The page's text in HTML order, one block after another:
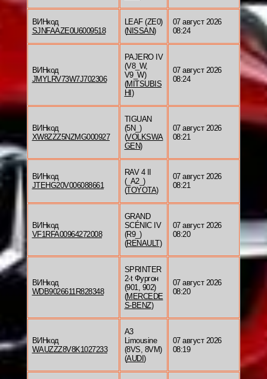
ВИНкод
SJNFAAZE0U6009518
LEAF (ZE0)
(NISSAN)
07 август 2026
08:24
ВИНкод
JMYLRV73W7J702306
PAJERO IV
(V8_W,
V9_W)
(MITSUBIS
HI)
07 август 2026
08:24
ВИНкод
XW8ZZZ5NZMG000927
TIGUAN
(5N_)
(VOLKSWA
GEN)
07 август 2026
08:21
ВИНкод
JTEHG20V006088661
RAV 4 II
(_A2_)
(TOYOTA)
07 август 2026
08:21
ВИНкод
VF1RFA00964272008
GRAND
SCÉNIC IV
(R9_)
(RENAULT)
07 август 2026
08:20
ВИНкод
WDB9026611R828348
SPRINTER
2-t Фургон
(901, 902)
(MERCEDE
S-BENZ)
07 август 2026
08:20
ВИНкод
WAUZZZ8V8K1027233
A3
Limousine
(8VS, 8VM)
(AUDI)
07 август 2026
08:19